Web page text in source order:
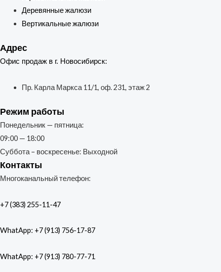
Деревянные жалюзи
Вертикальные жалюзи
Адрес
Офис продаж в г. Новосибирск:
Пр. Карла Маркса 11/1, оф. 231, этаж 2
Режим работы
Понедельник — пятница:
09:00 — 18:00
Суббота – воскресенье: Выходной
Контакты
Многоканальный телефон:
+7 (383) 255-11-47
WhatApp: +7 (913) 756-17-87
WhatApp: +7 (913) 780-77-71